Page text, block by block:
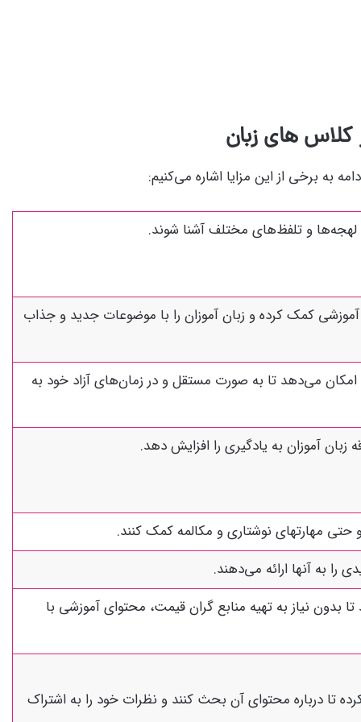
کلاس های زبان
به برخی از این مزایا اشاره می‌کنیم:
لهجه‌ها و تلفظ‌های مختلف آشنا شوند.
کمک کرده و زبان آموزان را با موضوعات جدید و جذاب
امکان می‌دهد تا به صورت مستقل و در زمان‌های آزاد خود به
زبان آموزان به یادگیری را افزایش دهد.
مهارتهای نوشتاری و مکالمه کمک کنند.
به آنها ارائه می‌دهند.
بدون نیاز به تهیه منابع گران قیمت، محتوای آموزشی با
تا درباره محتوای آن بحث کنند و نظرات خود را به اشتراک